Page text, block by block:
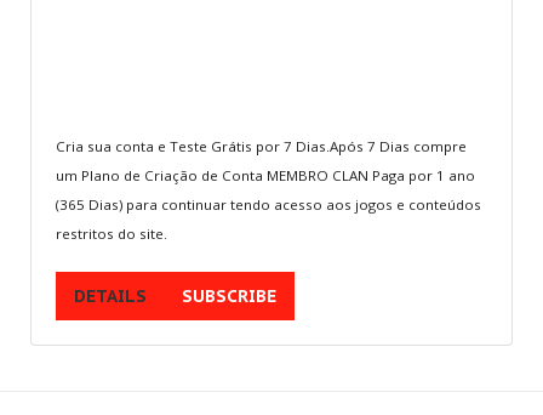
Cria sua conta e Teste Grátis por 7 Dias.Após 7 Dias compre
um Plano de Criação de Conta MEMBRO CLAN Paga por 1 ano
(365 Dias) para continuar tendo acesso aos jogos e conteúdos
restritos do site.
DETAILS SUBSCRIBE
Sei qui: Home . Assine
JUNTE-SEA NÓS
Crie sua conta
Entre para o CLAN
Seja voluntário